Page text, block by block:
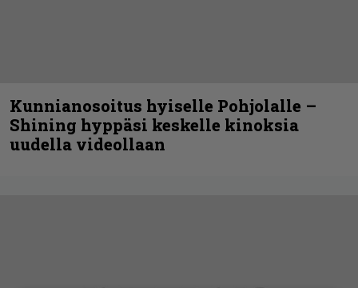
Kunnianosoitus hyiselle Pohjolalle –
Shining hyppäsi keskelle kinoksia
uudella videollaan